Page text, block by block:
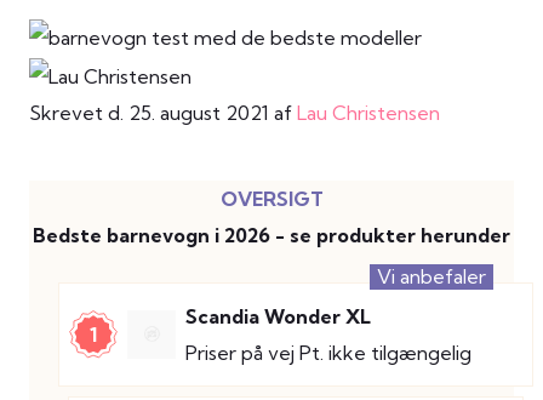
Skrevet d. 25. august 2021 af Lau Christensen
Bedste barnevogn i 2026 - se produkter herunder
Vi anbefaler
1
Scandia Wonder XL
Priser på vej Pt. ikke tilgængelig